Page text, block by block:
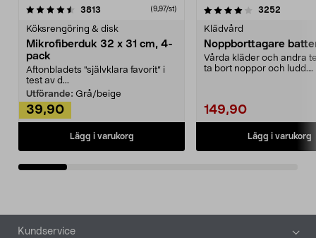
3813 (9,97/st)
Köksrengöring & disk
Mikrofiberduk 32 x 31 cm, 4-
pack
Aftonbladets "självklara favorit” i
test av d...
Utförande: Grå/beige
39,90
Lägg i varukorg
4.0av 5 stjärnor 3252
Klädvård
Noppborttagare
Vårda kläder och andra
ta bort noppor och ludd.
149,90
Lägg i varukorg
4.5av 5 stjärnor
Sidfot
Kundservice